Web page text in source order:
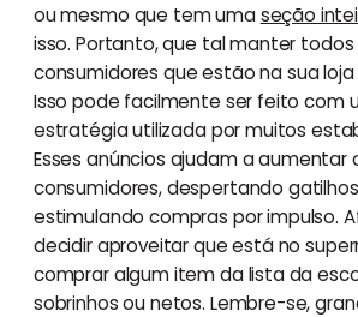
ou mesmo que tem umaseção
isso. Portanto, que tal manter todos
consumidores que estão na sua
Isso pode facilmente ser feito com
estratégia utilizada por muitos
Esses anúncios ajudam a aumentar
consumidores, despertando
estimulando compras por impulso.
decidir aproveitar que está no
comprar algum item da lista da
sobrinhos ou netos. Lembre-se,